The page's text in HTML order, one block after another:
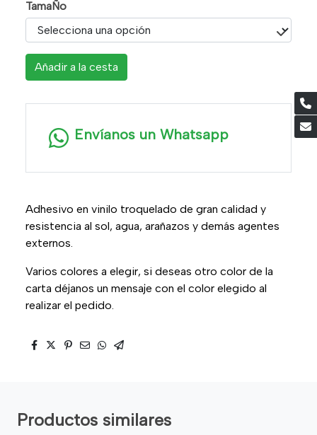
TamaÑo
Añadir a la cesta
Envíanos un Whatsapp
Adhesivo en vinilo troquelado de gran calidad y
resistencia al sol, agua, arañazos y demás agentes
externos.
Varios colores a elegir, si deseas otro color de la
carta déjanos un mensaje con el color elegido al
realizar el pedido.
Productos similares